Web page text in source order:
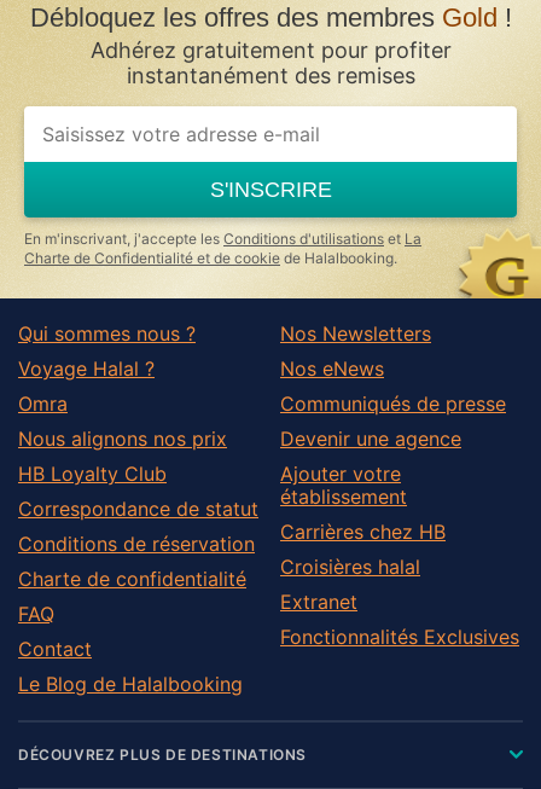
Débloquez les offres des membres Gold !
Adhérez gratuitement pour profiter
instantanément des remises
If
you
ignore
this
field
S'INSCRIRE
En m'inscrivant, j'accepte les Conditions d'utilisations et La
Charte de Confidentialité et de cookie de Halalbooking.
Qui sommes nous ?
Voyage Halal ?
Omra
Nous alignons nos prix
HB Loyalty Club
Correspondance de statut
Conditions de réservation
Charte de confidentialité
FAQ
Contact
Le Blog de Halalbooking
Nos Newsletters
Nos eNews
Communiqués de presse
Devenir une agence
Ajouter votre
établissement
Carrières chez HB
Croisières halal
Extranet
Fonctionnalités Exclusives
DÉCOUVREZ PLUS DE DESTINATIONS